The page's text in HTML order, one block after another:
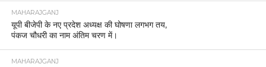
MAHARAJGANJ
यूपी बीजेपी के नए प्रदेश अध्यक्ष की घोषणा लगभग तय,
पंकज चौधरी का नाम अंतिम चरण में।
MAHARAJGANJ